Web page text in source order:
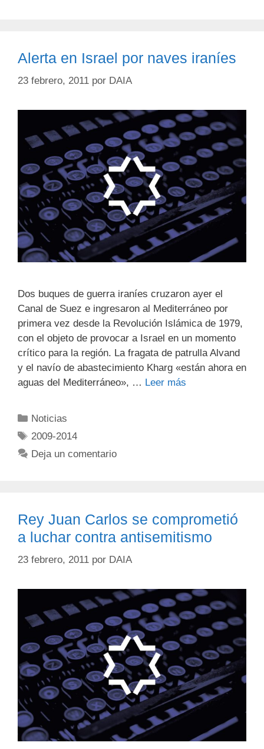
Alerta en Israel por naves iraníes
23 febrero, 2011 por DAIA
Dos buques de guerra iraníes cruzaron ayer el
Canal de Suez e ingresaron al Mediterráneo por
primera vez desde la Revolución Islámica de 1979,
con el objeto de provocar a Israel en un momento
crítico para la región. La fragata de patrulla Alvand
y el navío de abastecimiento Kharg «están ahora en
aguas del Mediterráneo», … Leer más
Noticias
2009-2014
Deja un comentario
Rey Juan Carlos se comprometió
a luchar contra antisemitismo
23 febrero, 2011 por DAIA